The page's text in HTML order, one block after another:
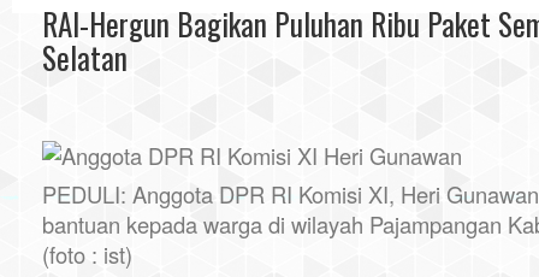
RAI-Hergun Bagikan Puluhan Ribu Paket
Selatan
PEDULI: Anggota DPR RI Komisi XI, Heri
bantuan kepada warga di wilayah Pajampangan
(foto : ist)